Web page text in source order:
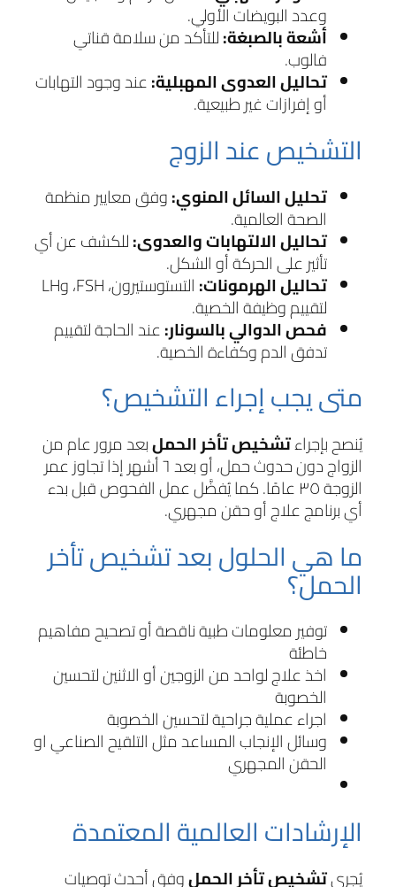
وعدد البويضات الأولي.
أشعة بالصبغة:للتأكد من سلامة قناتي
فالوب.
تحاليل العدوى المهبلية:عند وجود التهابات
أو إفرازات غير طبيعية.
التشخيص عند الزوج
تحليل السائل المنوي:وفق معايير منظمة
الصحة العالمية.
تحاليل الالتهابات والعدوى:للكشف عن أي
تأثير على الحركة أو الشكل.
تحاليل الهرمونات: التستوستيرون، FSH، وLH
لتقييم وظيفة الخصية.
فحص الدوالي بالسونار:عند الحاجة لتقييم
تدفق الدم وكفاءة الخصية.
متى يجب إجراء التشخيص؟
يُنصح بإجراءتشخيص تأخر الحملبعد مرور عام من
الزواج دون حدوث حمل، أو بعد ٦ أشهر إذا تجاوز عمر
الزوجة ٣٥ عامًا. كما يُفضَّل عمل الفحوص قبل بدء
أي برنامج علاج أو حقن مجهري.
ما هي الحلول بعد تشخيص تأخر
الحمل؟
توفير معلومات طبية ناقصة أو تصحيح مفاهيم
خاطئة
اخذ علاج لواحد من الزوجين أو الاثنين لتحسين
الخصوبة
اجراء عملية جراحية لتحسين الخصوبة
وسائل الإنجاب المساعد مثل التلقيح الصناعي او
الحقن المجهري
الإرشادات العالمية المعتمدة
يُجرىتشخيص تأخر الحملوفق أحدث توصيات